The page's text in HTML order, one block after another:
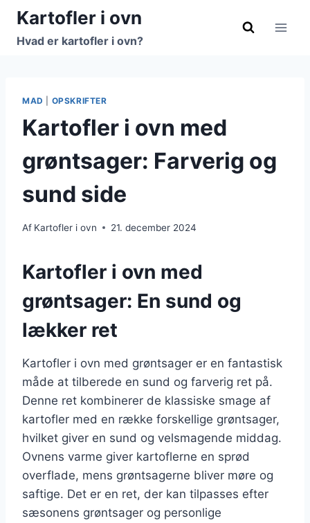
Fortsæt
indhold
Kartofler i ovn
Hvad er kartofler i ovn?
MAD OPSKRIFTER
Kartofler i ovn med
grøntsager: Farverig og
sund side
Af Kartofler i ovn 21. december 2024
Kartofler i ovn med
grøntsager: En sund og
lækker ret
Kartofler i ovn med grøntsager er en fantastisk
måde at tilberede en sund og farverig ret på.
Denne ret kombinerer de klassiske smage af
kartofler med en række forskellige grøntsager,
hvilket giver en sund og velsmagende middag.
Ovnens varme giver kartoflerne en sprød
overflade, mens grøntsagerne bliver møre og
saftige. Det er en ret, der kan tilpasses efter
sæsonens grøntsager og personlige